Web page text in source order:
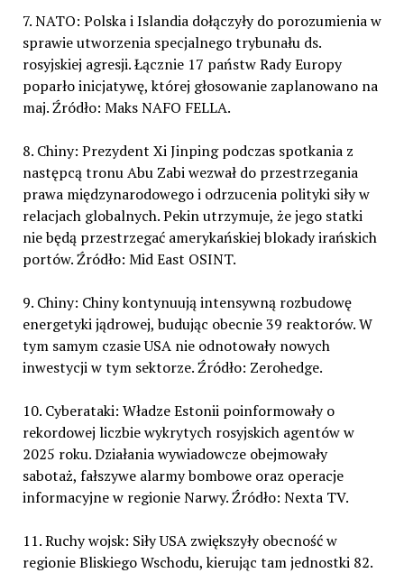
7. NATO: Polska i Islandia dołączyły do porozumienia w
sprawie utworzenia specjalnego trybunału ds.
rosyjskiej agresji. Łącznie 17 państw Rady Europy
poparło inicjatywę, której głosowanie zaplanowano na
maj. Źródło: Maks NAFO FELLA.
8. Chiny: Prezydent Xi Jinping podczas spotkania z
następcą tronu Abu Zabi wezwał do przestrzegania
prawa międzynarodowego i odrzucenia polityki siły w
relacjach globalnych. Pekin utrzymuje, że jego statki
nie będą przestrzegać amerykańskiej blokady irańskich
portów. Źródło: Mid East OSINT.
9. Chiny: Chiny kontynuują intensywną rozbudowę
energetyki jądrowej, budując obecnie 39 reaktorów. W
tym samym czasie USA nie odnotowały nowych
inwestycji w tym sektorze. Źródło: Zerohedge.
10. Cyberataki: Władze Estonii poinformowały o
rekordowej liczbie wykrytych rosyjskich agentów w
2025 roku. Działania wywiadowcze obejmowały
sabotaż, fałszywe alarmy bombowe oraz operacje
informacyjne w regionie Narwy. Źródło: Nexta TV.
11. Ruchy wojsk: Siły USA zwiększyły obecność w
regionie Bliskiego Wschodu, kierując tam jednostki 82.